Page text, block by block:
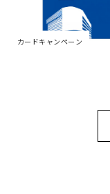
カードキャンペーン